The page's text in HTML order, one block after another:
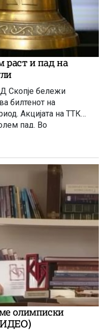
раст и пад на
Скопје бележи
билтенот на
Акцијата на ТТК
пад. Во
акции со најголем
олимписки